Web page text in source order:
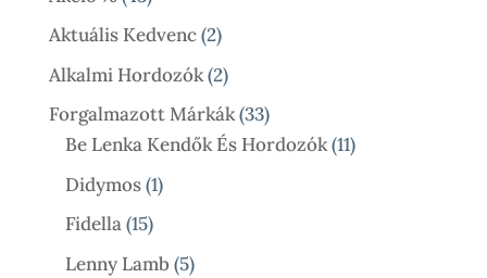
Termék
Aktuális Kedvenc 22
Termék
Alkalmi Hordozók 22
Termék
Forgalmazott Márkák 3333
Termék
Be Lenka Kendők És Hordozók 1111
Didymos 11
Fidella 1515
Termék
Lenny Lamb 55